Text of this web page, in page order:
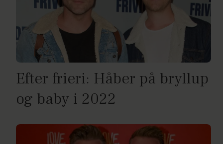
Efter frieri: Håber på bryllup
og baby i 2022